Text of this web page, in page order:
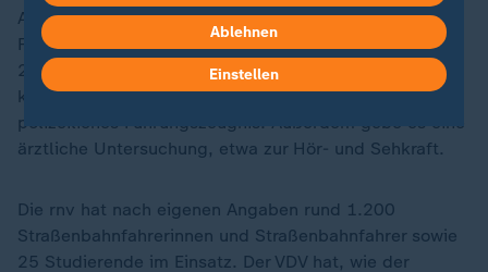
Als Voraussetzung für die Ausbildung gilt laut
Fahrlehrer Erbert grundsätzlich, dass man mindestens
21 Jahre alt ist, einen Führerschein der Klasse B hat,
keine Punkte in Flensburg sowie ein sauberes
polizeiliches Führungszeugnis. Außerdem gebe es eine
ärztliche Untersuchung, etwa zur Hör- und Sehkraft.
Die rnv hat nach eigenen Angaben rund 1.200
Straßenbahnfahrerinnen und Straßenbahnfahrer sowie
25 Studierende im Einsatz. Der VDV hat, wie der
Ablehnen
Einstellen